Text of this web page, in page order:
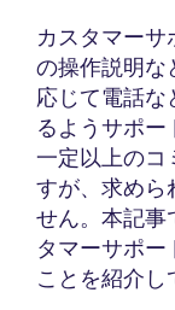
カスタマー
の操作説明な
応じて電話な
るようサポー
一定以上のコ
すが、求めら
せん。本記事
タマーサポ
ことを紹介し